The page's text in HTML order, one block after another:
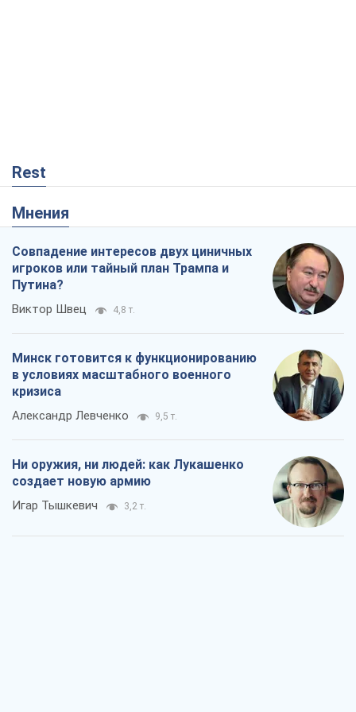
Rest
Мнения
Совпадение интересов двух циничных
игроков или тайный план Трампа и
Путина?
Виктор Швец 4,8 т.
Минск готовится к функционированию
в условиях масштабного военного
кризиса
Александр Левченко 9,5 т.
Ни оружия, ни людей: как Лукашенко
создает новую армию
Игар Тышкевич 3,2 т.